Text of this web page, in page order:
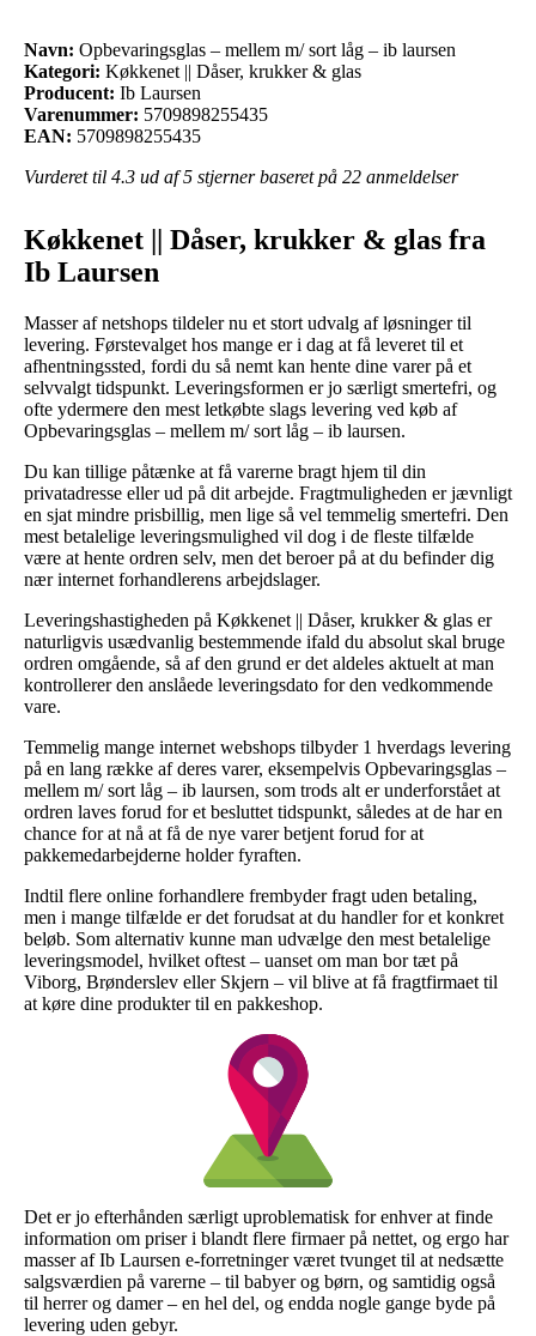
Navn: Opbevaringsglas – mellem m/ sort låg – ib laursen
Kategori: Køkkenet || Dåser, krukker & glas
Producent: Ib Laursen
Varenummer: 5709898255435
EAN: 5709898255435
Vurderet til 4.3 ud af 5 stjerner baseret på 22 anmeldelser
Køkkenet || Dåser, krukker & glas fra
Ib Laursen
Masser af netshops tildeler nu et stort udvalg af løsninger til
levering. Førstevalget hos mange er i dag at få leveret til et
afhentningssted, fordi du så nemt kan hente dine varer på et
selvvalgt tidspunkt. Leveringsformen er jo særligt smertefri, og
ofte ydermere den mest letkøbte slags levering ved køb af
Opbevaringsglas – mellem m/ sort låg – ib laursen.
Du kan tillige påtænke at få varerne bragt hjem til din
privatadresse eller ud på dit arbejde. Fragtmuligheden er jævnligt
en sjat mindre prisbillig, men lige så vel temmelig smertefri. Den
mest betalelige leveringsmulighed vil dog i de fleste tilfælde
være at hente ordren selv, men det beroer på at du befinder dig
nær internet forhandlerens arbejdslager.
Leveringshastigheden på Køkkenet || Dåser, krukker & glas er
naturligvis usædvanlig bestemmende ifald du absolut skal bruge
ordren omgående, så af den grund er det aldeles aktuelt at man
kontrollerer den anslåede leveringsdato for den vedkommende
vare.
Temmelig mange internet webshops tilbyder 1 hverdags levering
på en lang række af deres varer, eksempelvis Opbevaringsglas –
mellem m/ sort låg – ib laursen, som trods alt er underforstået at
ordren laves forud for et besluttet tidspunkt, således at de har en
chance for at nå at få de nye varer betjent forud for at
pakkemedarbejderne holder fyraften.
Indtil flere online forhandlere frembyder fragt uden betaling,
men i mange tilfælde er det forudsat at du handler for et konkret
beløb. Som alternativ kunne man udvælge den mest betalelige
leveringsmodel, hvilket oftest – uanset om man bor tæt på
Viborg, Brønderslev eller Skjern – vil blive at få fragtfirmaet til
at køre dine produkter til en pakkeshop.
Det er jo efterhånden særligt uproblematisk for enhver at finde
information om priser i blandt flere firmaer på nettet, og ergo har
masser af Ib Laursen e-forretninger været tvunget til at nedsætte
salgsværdien på varerne – til babyer og børn, og samtidig også
til herrer og damer – en hel del, og endda nogle gange byde på
levering uden gebyr.